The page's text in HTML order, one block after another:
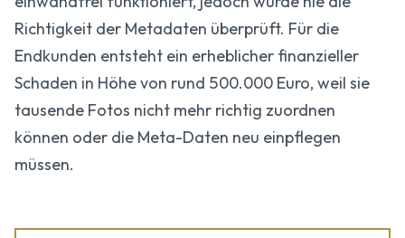
Richtigkeit der Metadaten überprüft. Für die
Endkunden entsteht ein erheblicher finanzieller
Schaden in Höhe von rund 500.000 Euro, weil sie
tausende Fotos nicht mehr richtig zuordnen
können oder die Meta-Daten neu einpflegen
müssen.